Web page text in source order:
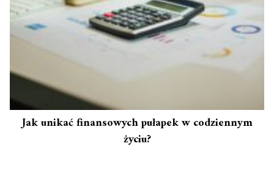
Jak unikać finansowych pułapek w codziennym
życiu?